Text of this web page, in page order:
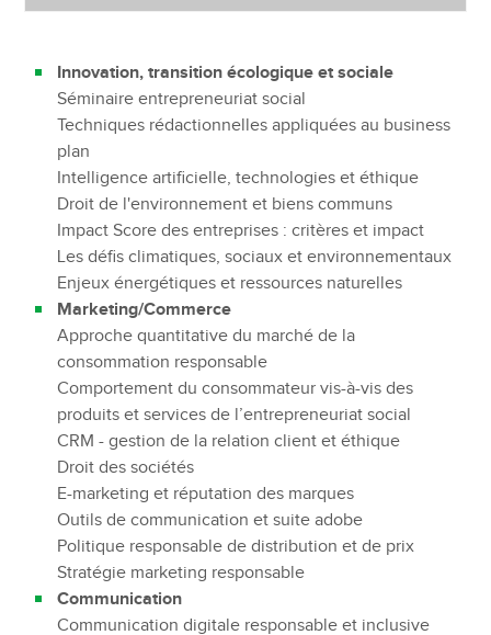
Innovation, transition écologique et sociale
Séminaire entrepreneuriat social
Techniques rédactionnelles appliquées au business
plan
Intelligence artificielle, technologies et éthique
Droit de l'environnement et biens communs
Impact Score des entreprises : critères et impact
Les défis climatiques, sociaux et environnementaux
Enjeux énergétiques et ressources naturelles
Marketing/Commerce
Approche quantitative du marché de la
consommation responsable
Comportement du consommateur vis-à-vis des
produits et services de l’entrepreneuriat social
CRM - gestion de la relation client et éthique
Droit des sociétés
E-marketing et réputation des marques
Outils de communication et suite adobe
Politique responsable de distribution et de prix
Stratégie marketing responsable
Communication
Communication digitale responsable et inclusive
Elaborer un système de veille des marchés de la
transition écologique et sociale
Etudes de marché de la transition écologique et
sociale et plan de veille
Psycho-sociologie du comportement du
consommateur engagé et segmentation marketing
Traitement de données et SPSS
Projet Design et innovation responsable
Techniques de prospectives en matière de
développement durable
Performance globale des gammes de produits
Les KPI économiques, sociaux et environnementaux
du chef de produit
Performance budgétaire et sociétale et gestion de la
relation client
Séminaire Economie circulaire
Empreinte sociale et environnementale des produits
Marketing mix et stratégie RSE
Stratégie de marque engagée
Stratégie marketing opérationnelle et stratégie RSE
Stratégie merchandising et e-merchandising
responsable